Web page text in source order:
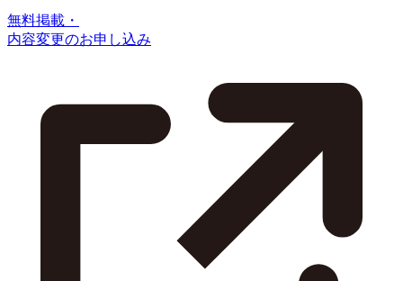
無料掲載・
内容変更のお申し込み